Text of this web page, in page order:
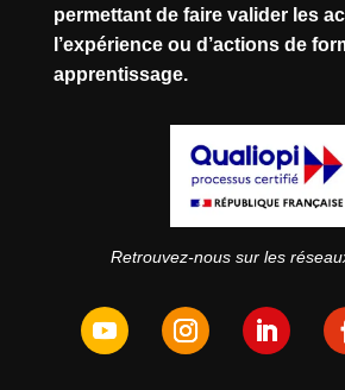
permettant de faire valider les
l’expérience ou d’actions de
apprentissage.
Retrouvez-nous sur les